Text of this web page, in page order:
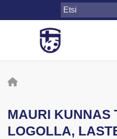
MAURI KUNNAS
LOGOLLA,